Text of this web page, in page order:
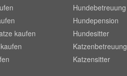
kaufen
Hundebetreuung
Hundepension
Hundesitter
Katzenbetreuung
Katzensitter